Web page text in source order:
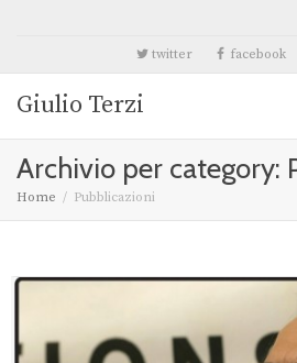
twitter facebook
Giulio Terzi
Archivio per category:
Home Pubblicazioni